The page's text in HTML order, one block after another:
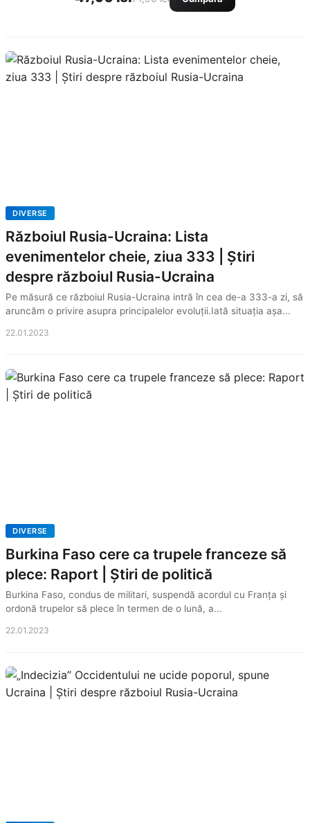
DIVERSE
Războiul Rusia-Ucraina: Lista
evenimentelor cheie, ziua 333 | Știri
despre războiul Rusia-Ucraina
Pe măsură ce războiul Rusia-Ucraina intră în cea de-a 333-a zi, să
aruncăm o privire asupra principalelor evoluții.Iată situația așa...
22.01.2023
DIVERSE
Burkina Faso cere ca trupele franceze să
plece: Raport | Știri de politică
Burkina Faso, condus de militari, suspendă acordul cu Franța și
ordonă trupelor să plece în termen de o lună, a...
22.01.2023